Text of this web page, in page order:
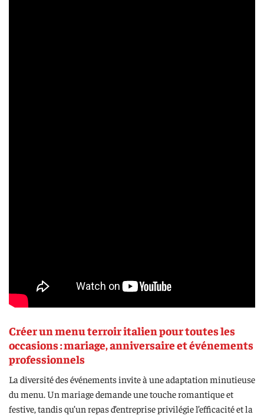
Créer un menu terroir italien pour toutes les
occasions : mariage, anniversaire et événements
professionnels
La diversité des événements invite à une adaptation minutieuse
du menu. Un mariage demande une touche romantique et
festive, tandis qu’un repas d’entreprise privilégie l’efficacité et la